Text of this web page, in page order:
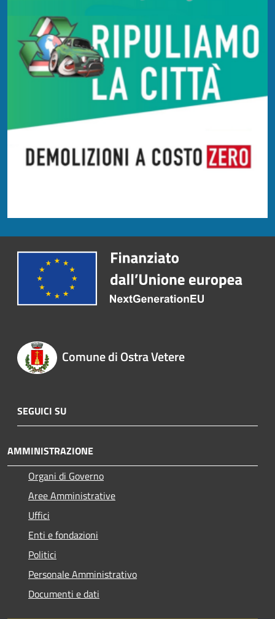
Comune di Ostra Vetere
SEGUICI SU
AMMINISTRAZIONE
Organi di Governo
Aree Amministrative
Uffici
Enti e fondazioni
Politici
Personale Amministrativo
Documenti e dati